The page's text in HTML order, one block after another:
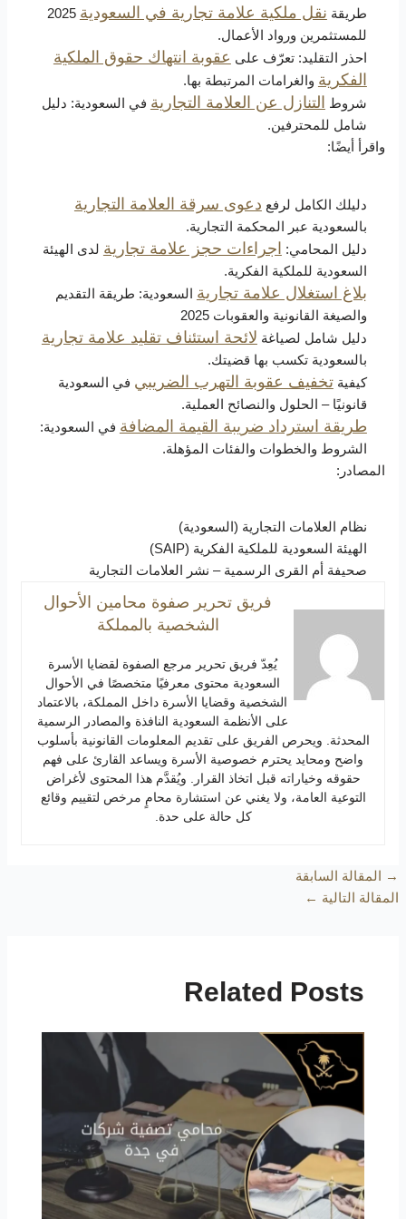
طريقة نقل ملكية علامة تجارية في السعودية 2025
للمستثمرين ورواد الأعمال.
احذر التقليد: تعرّف على عقوبة انتهاك حقوق الملكية
الفكرية والغرامات المرتبطة بها.
شروط
التنازل عن العلامة التجارية في السعودية: دليل
شامل للمحترفين.
واقرأ أيضًا:
دليلك الكامل لرفع دعوى سرقة العلامة التجارية
بالسعودية عبر المحكمة التجارية.
دليل المحامي: اجراءات حجز علامة تجارية لدى الهيئة
السعودية للملكية الفكرية.
بلاغ استغلال علامة تجارية السعودية: طريقة التقديم
والصيغة القانونية والعقوبات 2025
دليل شامل لصياغة لائحة استئناف تقليد علامة تجارية
بالسعودية تكسب بها قضيتك.
كيفيةتخفيف عقوبة التهرب الضريبي في السعودية
قانونيًا – الحلول والنصائح العملية.
طريقة استرداد ضريبة القيمة المضافة في السعودية:
الشروط والخطوات والفئات المؤهلة.
المصادر:
نظام العلامات التجارية (السعودية)
الهيئة السعودية للملكية الفكرية (SAIP)
صحيفة أم القرى الرسمية – نشر العلامات التجارية
فريق تحرير صفوة محامين الأحوال
الشخصية بالمملكة
يُعِدّ فريق تحرير مرجع الصفوة لقضايا الأسرة
السعودية محتوى معرفيًا متخصصًا في الأحوال
الشخصية وقضايا الأسرة داخل المملكة، بالاعتماد
على الأنظمة السعودية النافذة والمصادر الرسمية
المحدثة. ويحرص الفريق على تقديم المعلومات القانونية بأسلوب
واضح ومحايد يحترم خصوصية الأسرة ويساعد القارئ على فهم
حقوقه وخياراته قبل اتخاذ القرار. ويُقدَّم هذا المحتوى لأغراض
التوعية العامة، ولا يغني عن استشارة محامٍ مرخص لتقييم وقائع
كل حالة على حدة.
→ المقالة السابقة
المقالة التالية ←
Related Posts